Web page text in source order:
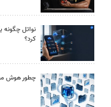
نواتل چگونه
کرد؟
چطور هوش